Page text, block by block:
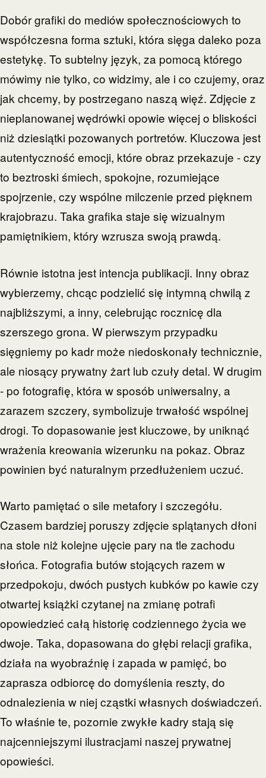
Dobór grafiki do mediów społecznościowych to
współczesna forma sztuki, która sięga daleko poza
estetykę. To subtelny język, za pomocą którego
mówimy nie tylko, co widzimy, ale i co czujemy, oraz
jak chcemy, by postrzegano naszą więź. Zdjęcie z
nieplanowanej wędrówki opowie więcej o bliskości
niż dziesiątki pozowanych portretów. Kluczowa jest
autentyczność emocji, które obraz przekazuje - czy
to beztroski śmiech, spokojne, rozumiejące
spojrzenie, czy wspólne milczenie przed pięknem
krajobrazu. Taka grafika staje się wizualnym
pamiętnikiem, który wzrusza swoją prawdą.
Równie istotna jest intencja publikacji. Inny obraz
wybierzemy, chcąc podzielić się intymną chwilą z
najbliższymi, a inny, celebrując rocznicę dla
szerszego grona. W pierwszym przypadku
sięgniemy po kadr może niedoskonały technicznie,
ale niosący prywatny żart lub czuły detal. W drugim
- po fotografię, która w sposób uniwersalny, a
zarazem szczery, symbolizuje trwałość wspólnej
drogi. To dopasowanie jest kluczowe, by uniknąć
wrażenia kreowania wizerunku na pokaz. Obraz
powinien być naturalnym przedłużeniem uczuć.
Warto pamiętać o sile metafory i szczegółu.
Czasem bardziej poruszy zdjęcie splątanych dłoni
na stole niż kolejne ujęcie pary na tle zachodu
słońca. Fotografia butów stojących razem w
przedpokoju, dwóch pustych kubków po kawie czy
otwartej książki czytanej na zmianę potrafi
opowiedzieć całą historię codziennego życia we
dwoje. Taka, dopasowana do głębi relacji grafika,
działa na wyobraźnię i zapada w pamięć, bo
zaprasza odbiorcę do domyślenia reszty, do
odnalezienia w niej cząstki własnych doświadczeń.
To właśnie te, pozornie zwykłe kadry stają się
najcenniejszymi ilustracjami naszej prywatnej
opowieści.